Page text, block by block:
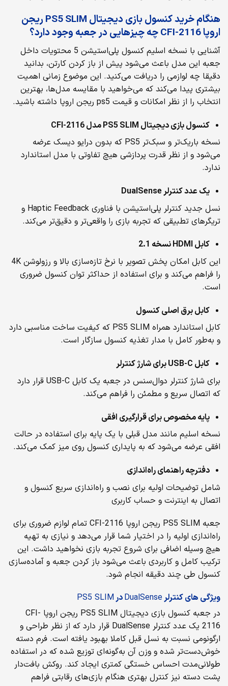
هنگام خرید کنسول بازی دیجیتال PS5 SLIM ریجن
اروپا CFI-2116 چه چیزهایی در جعبه وجود دارد؟
آشنایی با نسخه اسلیم کنسول پلی‌استیشن 5 محتویات داخل
جعبه این مدل باعث می‌شود پیش از باز کردن کارتن، بدانید
دقیقا چه لوازمی را دریافت می‌کنید. این موضوع زمانی اهمیت
بیشتری پیدا می‌کند که می‌خواهید با مقایسه مدل‌ها، بهترین
انتخاب را از نظر امکانات و قیمت ps5 ریجن اروپا داشته باشید.
کنسول بازی دیجیتال PS5 SLIMمدلCFI-2116
نسخه باریک‌تر و سبک‌تر PS5 که بدون درایو دیسک عرضه
می‌شود و از نظر قدرت پردازشی هیچ تفاوتی با مدل استاندارد
ندارد.
یک عدد کنترلرDualSense
نسل جدید کنترلر پلی‌استیشن با فناوری Haptic Feedback و
تریگرهای تطبیقی که تجربه بازی را واقعی‌تر و دقیق‌تر می‌کند.
کابلHDMIنسخه 2.1
این کابل امکان پخش تصویر با نرخ تازه‌سازی بالا و رزولوشن 4K
را فراهم می‌کند و برای استفاده از حداکثر توان کنسول ضروری
است.
کابل برق اصلی کنسول
کابل استاندارد همراه PS5 SLIM که کیفیت ساخت مناسبی دارد
و به‌طور کامل با مدار تغذیه کنسول سازگار است.
کابل USB-Cبرای شارژ کنترلر
برای شارژ کنترلر دوال‌سنس در جعبه یک کابل USB-C قرار دارد
که اتصال سریع و مطمئن را فراهم می‌کند.
پایه مخصوص برای قرارگیری افقی
نسخه اسلیم مانند مدل قبلی با یک پایه برای استفاده در حالت
افقی عرضه می‌شود که به پایداری کنسول روی میز کمک می‌کند.
دفترچه‌ راهنمای راه‌اندازی
شامل توضیحات اولیه برای نصب و راه‌اندازی سریع کنسول و
اتصال به اینترنت و حساب کاربری
جعبه PS5 SLIM ریجن اروپا CFI-2116 تمام لوازم ضروری برای
راه‌اندازی اولیه را در اختیار شما قرار می‌دهد و نیازی به تهیه
هیچ وسیله اضافی برای شروع تجربه بازی نخواهید داشت. این
ترکیب کامل و کاربردی باعث می‌شود باز کردن جعبه و آماده‌سازی
کنسول طی چند دقیقه انجام شود.
ویژگی های کنترلرDualSenseدرPS5 SLIM
در جعبه کنسول بازی دیجیتال PS5 SLIM ریجن اروپا CFI-
2116 یک عدد کنترلر DualSense قرار دارد که از نظر طراحی و
ارگونومی نسبت به نسل قبل کاملا بهبود یافته است. فرم دسته
خوش‌دست‌تر شده و وزن آن به‌گونه‌ای توزیع شده که در استفاده
طولانی‌مدت احساس خستگی کمتری ایجاد کند. روکش بافت‌دار
پشت دسته نیز کنترل بهتری هنگام بازی‌های رقابتی فراهم